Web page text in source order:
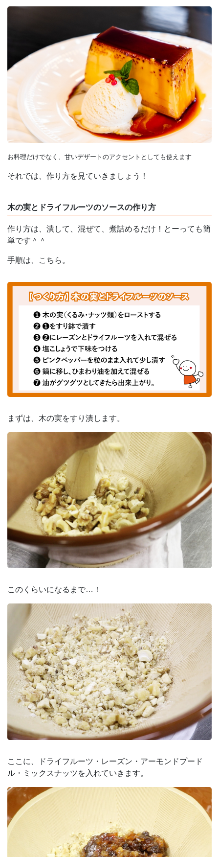
お料理だけでなく、甘いデザートのアクセントとしても使えます
それでは、作り方を見ていきましょう！
木の実とドライフルーツのソースの作り方
作り方は、潰して、混ぜて、煮詰めるだけ！とーっても簡
単です＾＾
手順は、こちら。
まずは、木の実をすり潰します。
このくらいになるまで…！
ここに、ドライフルーツ・レーズン・アーモンドプード
ル・ミックスナッツを入れていきます。